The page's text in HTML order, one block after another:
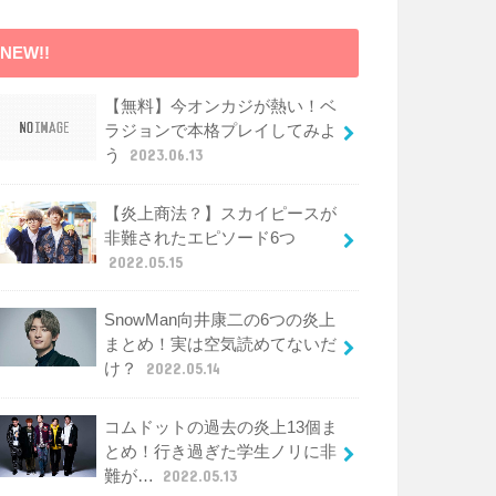
NEW!!
【無料】今オンカジが熱い！ベ
ラジョンで本格プレイしてみよ
う
2023.06.13
【炎上商法？】スカイピースが
非難されたエピソード6つ
2022.05.15
SnowMan向井康二の6つの炎上
まとめ！実は空気読めてないだ
け？
2022.05.14
コムドットの過去の炎上13個ま
とめ！行き過ぎた学生ノリに非
難が…
2022.05.13